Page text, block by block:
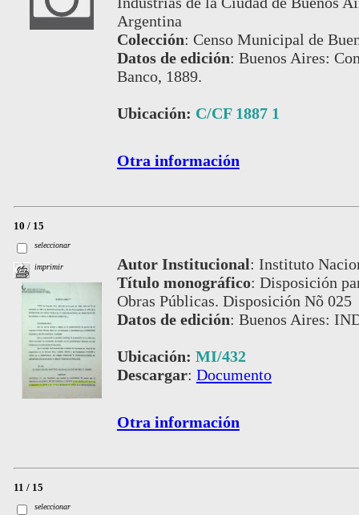
Argentina
Colección: Censo Municipal de
Datos de edición: Buenos Aires:
Banco, 1889.
Ubicación: C/CF 1887 1
Otra información
10 / 15
seleccionar
imprimir Autor Institucional: Instituto
Título monográfico: Disposición
Obras Públicas. Disposición Nõ 025
Datos de edición: Buenos Aires:
Ubicación: MI/432
Descargar: Documento
Otra información
11 / 15
seleccionar